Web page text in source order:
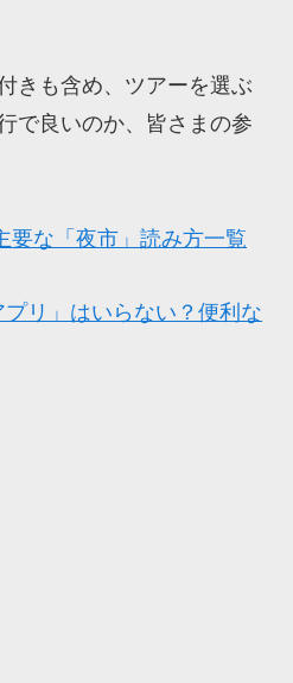
きも含め、ツアーを選ぶ
で良いのか、皆さまの参
な「夜市」読み方一覧
リ」はいらない？便利な